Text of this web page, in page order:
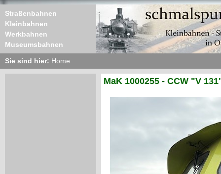
Straßenbahnen
Kleinbahnen
Werkbahnen
Museumsbahnen
Sie sind hier: Home
MaK 1000255 - CCW "V